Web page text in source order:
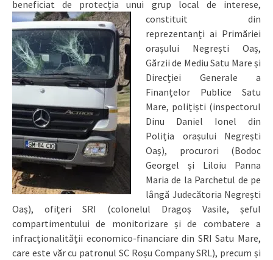
beneficiat de protecția unui grup local de interese,
constituit din
reprezentanți ai Primăriei
orașului Negrești Oaș,
Gărzii de Mediu Satu Mare și
Direcției Generale a
Finanțelor Publice Satu
Mare, polițiști (inspectorul
Dinu Daniel Ionel din
Poliția orașului Negrești
Oaș), procurori (Bodoc
Georgel și Liloiu Panna
Maria de la Parchetul de pe
lângă Judecătoria Negrești
Oaș), ofițeri SRI (colonelul Dragoș Vasile, șeful
compartimentului de monitorizare și de combatere a
infracționalității economico-financiare din SRI Satu Mare,
care este văr cu patronul SC Roșu Company SRL), precum și